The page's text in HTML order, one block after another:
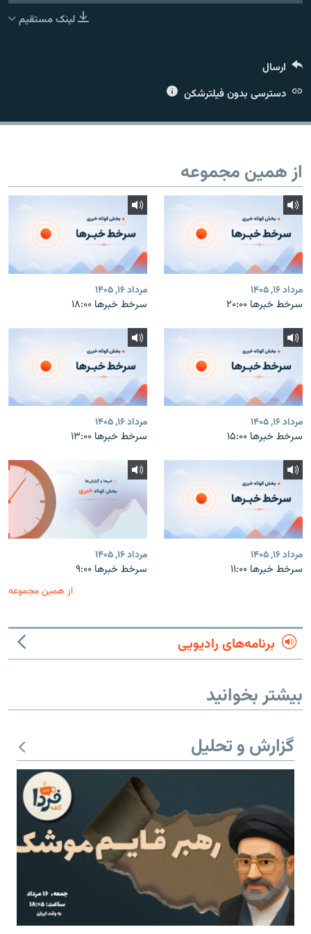
لینک مستقیم
ارسال
دسترسی بدون فیلترشکن
از همین مجموعه
مرداد ۱۶, ۱۴۰۵
سرخط خبرها ۲۰:۰۰
مرداد ۱۶, ۱۴۰۵
سرخط خبرها ۱۸:۰۰
مرداد ۱۶, ۱۴۰۵
سرخط خبرها ۱۵:۰۰
مرداد ۱۶, ۱۴۰۵
سرخط خبرها ۱۳:۰۰
مرداد ۱۶, ۱۴۰۵
سرخط خبرها ۱۱:۰۰
مرداد ۱۶, ۱۴۰۵
سرخط خبرها ۹:۰۰
از همین مجموعه
برنامه‌های رادیویی
بیشتر بخوانید
گزارش و تحلیل